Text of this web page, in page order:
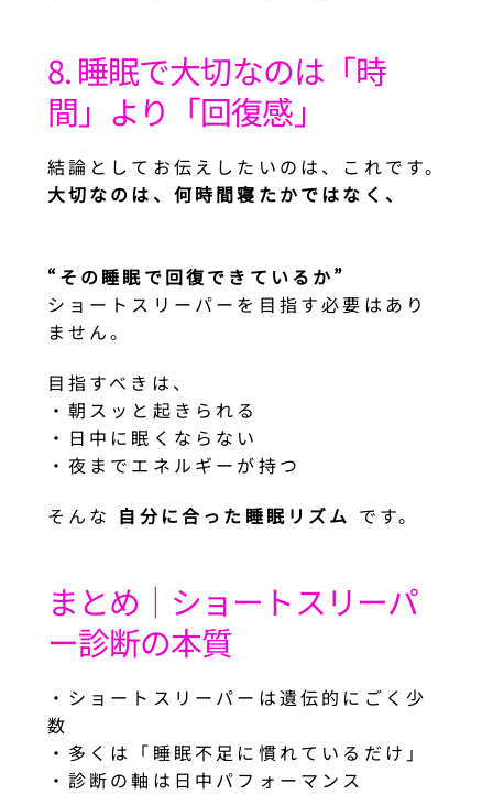
8. 睡眠で大切なのは「時
間」より「回復感」
結論としてお伝えしたいのは、これです。
大切なのは、何時間寝たかではなく、
“その睡眠で回復できているか”
ショートスリーパーを目指す必要はあり
ません。
目指すべきは、
・朝スッと起きられる
・日中に眠くならない
・夜までエネルギーが持つ
そんな 自分に合った睡眠リズム です。
まとめ｜ショートスリーパ
ー診断の本質
・ショートスリーパーは遺伝的にごく少
数
・多くは「睡眠不足に慣れているだけ」
・診断の軸は日中パフォーマンス